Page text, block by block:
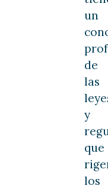
un
de
las
y
que
los